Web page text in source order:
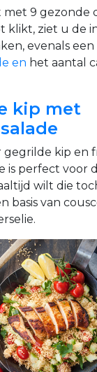
met 9 gezonde
klikt, ziet u de
evenals
en het aantal
kip met
kip en
is perfect voor
wilt die
basis van